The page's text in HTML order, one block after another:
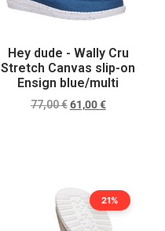
Hey dude - Wally Cru
Stretch Canvas slip-on
Ensign blue/multi
77,00€ 61,00€
21%